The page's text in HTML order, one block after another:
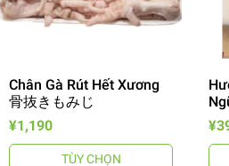
Chân Gà Rút Hết Xương
骨抜きもみじ
¥1,190
TÙY CHỌN
味